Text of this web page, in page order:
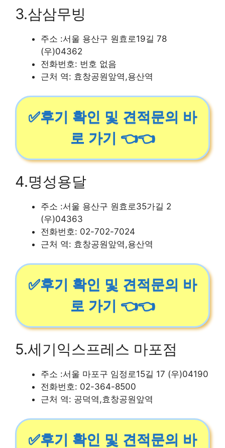
3.삼삼무빙
주소 :서울 용산구 원효로19길 78
(우)04362
전화번호: 번호 없음
근처 역: 효창공원앞역,용산역
✅후기 확인 및 견적문의 바
로 가기 👈👈
4.명성용달
주소 :서울 용산구 원효로35가길 2
(우)04363
전화번호: 02-702-7024
근처 역: 효창공원앞역,용산역
✅후기 확인 및 견적문의 바
로 가기 👈👈
5.세기익스프레스 마포점
주소 :서울 마포구 임정로15길 17 (우)04190
전화번호: 02-364-8500
근처 역: 공덕역,효창공원앞역
✅후기 확인 및 견적문의 바